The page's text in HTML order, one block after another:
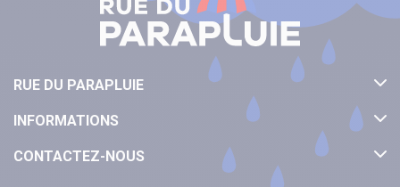
RUE DU PARAPLUIE
INFORMATIONS
CONTACTEZ-NOUS